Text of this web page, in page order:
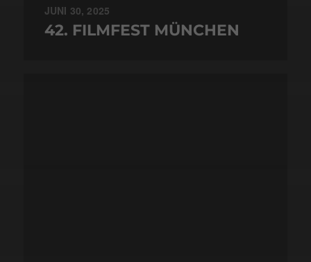
JUNI 30, 2025
42. FILMFEST MÜNCHEN